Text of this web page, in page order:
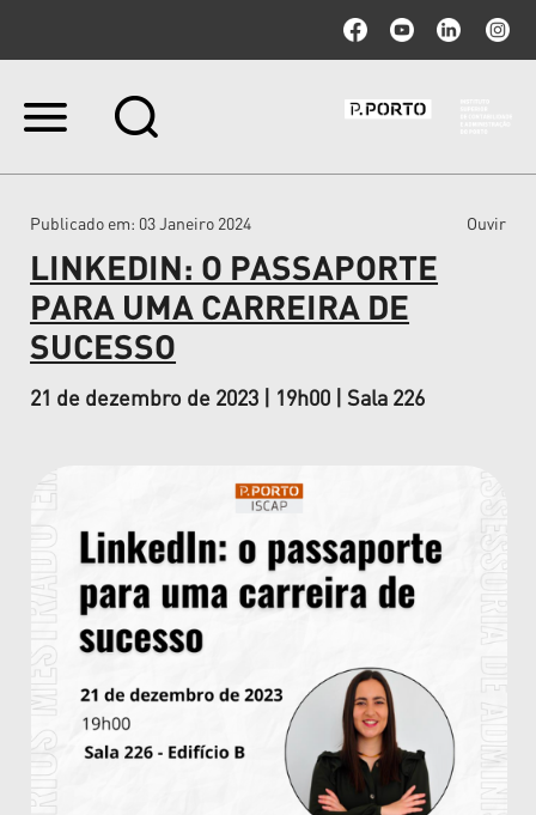
Ir
Ir
navegação
Publicado em: 03 Janeiro 2024 Ouvir
LINKEDIN: O PASSAPORTE
PARA UMA CARREIRA DE
SUCESSO
21 de dezembro de 2023 | 19h00 | Sala 226